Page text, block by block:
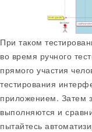
При таком
во время ручного
прямого участия
тестирования
приложением. Затем
выполняются и
пытайтесь